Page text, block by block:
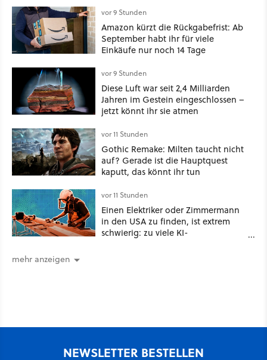
vor 9 Stunden
Amazon kürzt die Rückgabefrist: Ab
September habt ihr für viele
Einkäufe nur noch 14 Tage
vor 9 Stunden
Diese Luft war seit 2,4 Milliarden
Jahren im Gestein eingeschlossen –
jetzt könnt ihr sie atmen
vor 11 Stunden
Gothic Remake: Milten taucht nicht
auf? Gerade ist die Hauptquest
kaputt, das könnt ihr tun
vor 11 Stunden
Einen Elektriker oder Zimmermann
in den USA zu finden, ist extrem
schwierig: zu viele KI-
mehr anzeigen
NEWSLETTER BESTELLEN